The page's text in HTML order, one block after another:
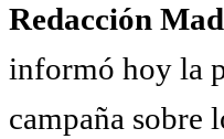
Redacción
informó hoy la
campaña sobre